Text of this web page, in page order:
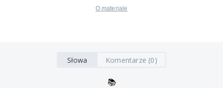
O materiale
Słowa Komentarze (0)
📚